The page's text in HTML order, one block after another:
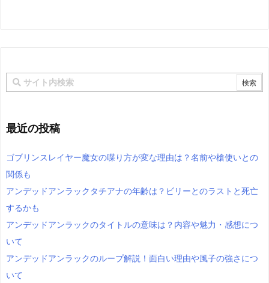
最近の投稿
ゴブリンスレイヤー魔女の喋り方が変な理由は？名前や槍使いとの
関係も
アンデッドアンラックタチアナの年齢は？ビリーとのラストと死亡
するかも
アンデッドアンラックのタイトルの意味は？内容や魅力・感想につ
いて
アンデッドアンラックのループ解説！面白い理由や風子の強さにつ
いて